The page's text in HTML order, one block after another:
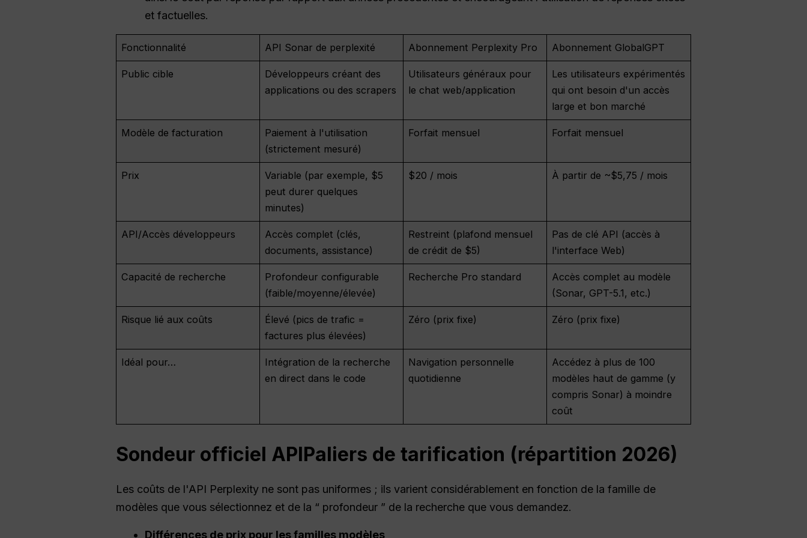
et factuelles.
Fonctionnalité API Sonar de perplexité Abonnement Perplexity Pro Abonnement GlobalGPT
Public cible
Développeurs créant des
applications ou des scrapers
Utilisateurs généraux pour
le chat web/application
Les utilisateurs expérimentés
qui ont besoin d'un accès
large et bon marché
Modèle de facturation
Paiement à l'utilisation
(strictement mesuré)
Forfait mensuel Forfait mensuel
Prix
Variable (par exemple, $5
peut durer quelques
minutes)
$20 / mois À partir de ~$5,75 / mois
API/Accès développeurs
Accès complet (clés,
documents, assistance)
Restreint (plafond mensuel
de crédit de $5)
Pas de clé API (accès à
l'interface Web)
Capacité de recherche
Profondeur configurable
(faible/moyenne/élevée)
Recherche Pro standard
Accès complet au modèle
(Sonar, GPT-5.1, etc.)
Risque lié aux coûts
Élevé (pics de trafic =
factures plus élevées)
Zéro (prix fixe) Zéro (prix fixe)
Idéal pour…
Intégration de la recherche
en direct dans le code
Navigation personnelle
quotidienne
Accédez à plus de 100
modèles haut de gamme (y
compris Sonar) à moindre
coût
Sondeur officiel APIPaliers de tarification (répartition 2026)
Les coûts de l'API Perplexity ne sont pas uniformes ; ils varient considérablement en fonction de la famille de
modèles que vous sélectionnez et de la “ profondeur ” de la recherche que vous demandez.
Différences de prix pour les familles modèles